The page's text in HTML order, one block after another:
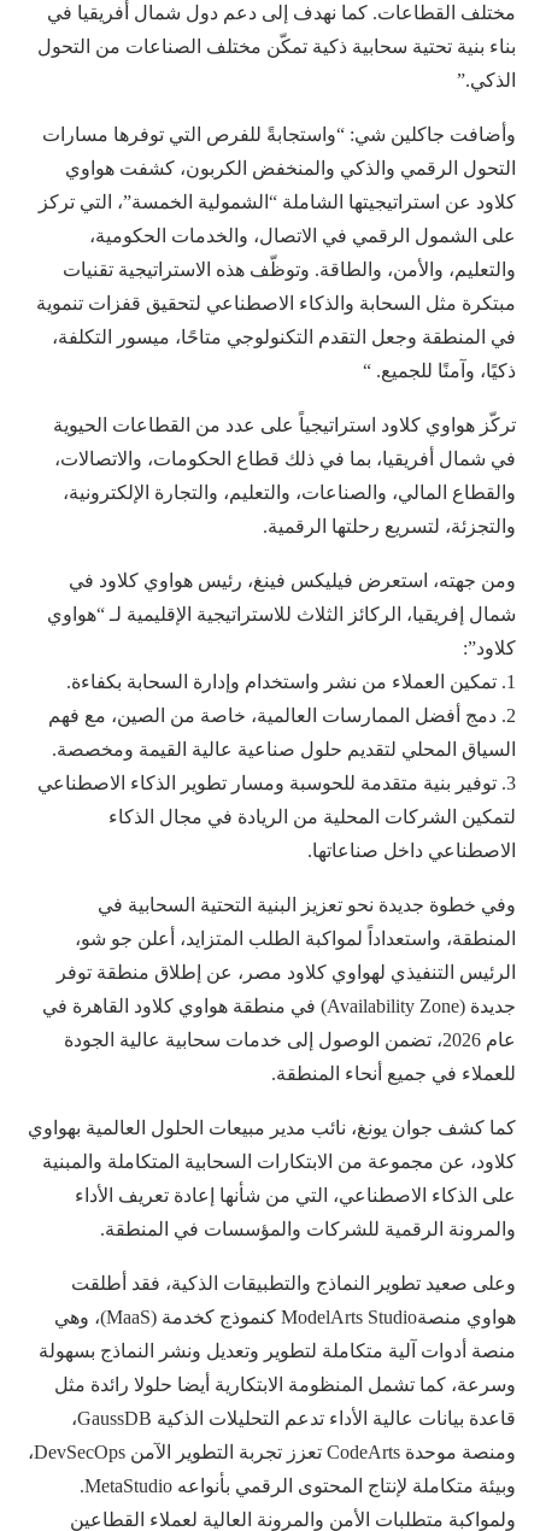
مختلف القطاعات. كما نهدف إلى دعم دول شمال أفريقيا في
بناء بنية تحتية سحابية ذكية تمكّن مختلف الصناعات من التحول
الذكي.”
وأضافت جاكلين شي: “واستجابةً للفرص التي توفرها مسارات
التحول الرقمي والذكي والمنخفض الكربون، كشفت هواوي
كلاود عن استراتيجيتها الشاملة “الشمولية الخمسة”، التي تركز
على الشمول الرقمي في الاتصال، والخدمات الحكومية،
والتعليم، والأمن، والطاقة. وتوظّف هذه الاستراتيجية تقنيات
مبتكرة مثل السحابة والذكاء الاصطناعي لتحقيق قفزات تنموية
في المنطقة وجعل التقدم التكنولوجي متاحًا، ميسور التكلفة،
ذكيًا، وآمنًا للجميع. “
تركّز هواوي كلاود استراتيجياً على عدد من القطاعات الحيوية
في شمال أفريقيا، بما في ذلك قطاع الحكومات، والاتصالات،
والقطاع المالي، والصناعات، والتعليم، والتجارة الإلكترونية،
والتجزئة، لتسريع رحلتها الرقمية.
ومن جهته، استعرض فيليكس فينغ، رئيس هواوي كلاود في
شمال إفريقيا، الركائز الثلاث للاستراتيجية الإقليمية لـ “هواوي
كلاود”:
1. تمكين العملاء من نشر واستخدام وإدارة السحابة بكفاءة.
2. دمج أفضل الممارسات العالمية، خاصة من الصين، مع فهم
السياق المحلي لتقديم حلول صناعية عالية القيمة ومخصصة.
3. توفير بنية متقدمة للحوسبة ومسار تطوير الذكاء الاصطناعي
لتمكين الشركات المحلية من الريادة في مجال الذكاء
الاصطناعي داخل صناعاتها.
وفي خطوة جديدة نحو تعزيز البنية التحتية السحابية في
المنطقة، واستعداداً لمواكبة الطلب المتزايد، أعلن جو شو،
الرئيس التنفيذي لهواوي كلاود مصر، عن إطلاق منطقة توفر
جديدة (Availability Zone) في منطقة هواوي كلاود القاهرة في
عام 2026، تضمن الوصول إلى خدمات سحابية عالية الجودة
للعملاء في جميع أنحاء المنطقة.
كما كشف جوان يونغ، نائب مدير مبيعات الحلول العالمية بهواوي
كلاود، عن مجموعة من الابتكارات السحابية المتكاملة والمبنية
على الذكاء الاصطناعي، التي من شأنها إعادة تعريف الأداء
والمرونة الرقمية للشركات والمؤسسات في المنطقة.
وعلى صعيد تطوير النماذج والتطبيقات الذكية، فقد أطلقت
هواوي منصةModelArts Studio كنموذج كخدمة (MaaS)، وهي
منصة أدوات آلية متكاملة لتطوير وتعديل ونشر النماذج بسهولة
وسرعة، كما تشمل المنظومة الابتكارية أيضا حلولا رائدة مثل
قاعدة بيانات عالية الأداء تدعم التحليلات الذكية GaussDB،
ومنصة موحدة CodeArts تعزز تجربة التطوير الآمن DevSecOps،
وبيئة متكاملة لإنتاج المحتوى الرقمي بأنواعه MetaStudio.
ولمواكبة متطلبات الأمن والمرونة العالية لعملاء القطاعين